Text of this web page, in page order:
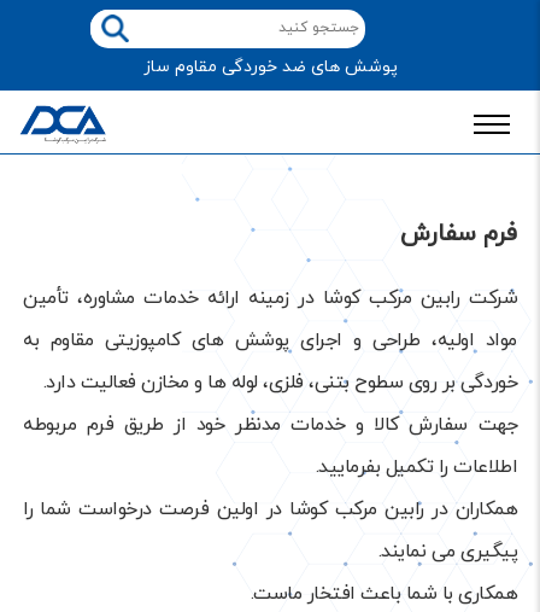
پوشش های ضد خوردگی مقاوم ساز
فرم سفارش
شرکت رابین مرکب کوشا در زمینه ارائه خدمات مشاوره، تأمین
مواد اولیه، طراحی و اجرای پوشش ­های کامپوزیتی مقاوم به
خوردگی بر روی سطوح بتنی، فلزی، لوله­ ها و مخازن فعالیت دارد.
جهت سفارش کالا و خدمات مدنظر خود از طریق فرم مربوطه
اطلاعات را تکمیل بفرمایید.
همکاران در رابین مرکب کوشا در اولین فرصت درخواست شما را
پیگیری می نمایند.
همکاری با شما باعث افتخار ماست.